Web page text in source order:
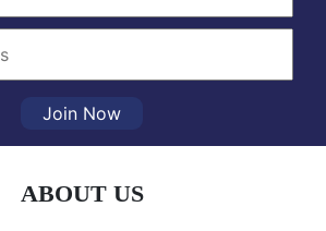
Join Now
ABOUT US